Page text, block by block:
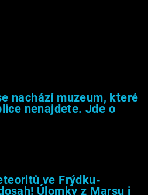
nachází muzeum, které
nenajdete. Jde o
ve Frýdku-
Úlomky z Marsu i